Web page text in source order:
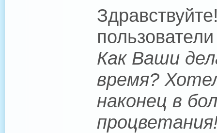
Как Ваши
время?
наконец в